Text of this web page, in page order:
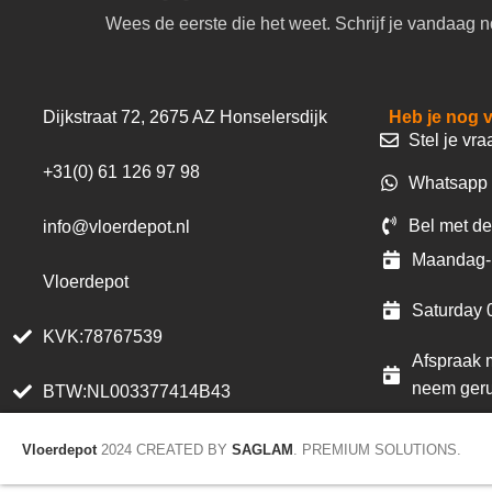
Wees de eerste die het weet. Schrijf je vandaag
Dijkstraat 72, 2675 AZ Honselersdijk
+31(0) 61 126 97 98
info@vloerdepot.nl
Vloerdepot
KVK:78767539
BTW:NL003377414B43
Heb je nog
Stel je
Bel met
Saturday
Afspraak
neem
Vloerdepot 2024 CREATED BY SAGLAM . PREMIUM SOLUTIONS.